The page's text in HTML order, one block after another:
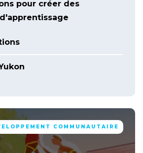
pour créer des
COMMUNAUTAIRE